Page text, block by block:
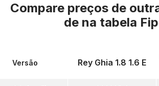
Compare preços de
de na tabela
Versão Rey Ghia 1.8 1.6 E